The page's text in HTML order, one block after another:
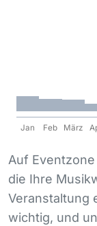
Jan Feb März
Auf
die Ihre
Veranstaltung
wichtig, und